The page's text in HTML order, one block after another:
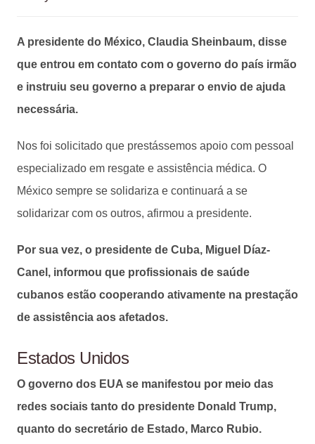
A presidente do México, Claudia Sheinbaum, disse
que entrou em contato com o governo do país irmão
e instruiu seu governo a preparar o envio de ajuda
necessária.
Nos foi solicitado que prestássemos apoio com pessoal
especializado em resgate e assistência médica. O
México sempre se solidariza e continuará a se
solidarizar com os outros, afirmou a presidente.
Por sua vez, o presidente de Cuba, Miguel Díaz-
Canel, informou que profissionais de saúde
cubanos estão cooperando ativamente na prestação
de assistência aos afetados.
Estados Unidos
O governo dos EUA se manifestou por meio das
redes sociais tanto do presidente Donald Trump,
quanto do secretário de Estado, Marco Rubio.